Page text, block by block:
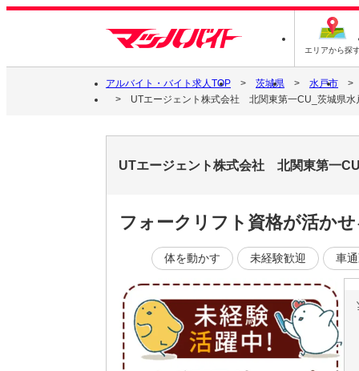
エリアから探
アルバイト・バイト求人TOP 茨城県
水戸市
UTエージェント株式会社 北関東第一CU_茨城県水
UTエージェント株式会社 北関東第一
フォークリフト資格が活か
体を動かす 未経験歓迎 車